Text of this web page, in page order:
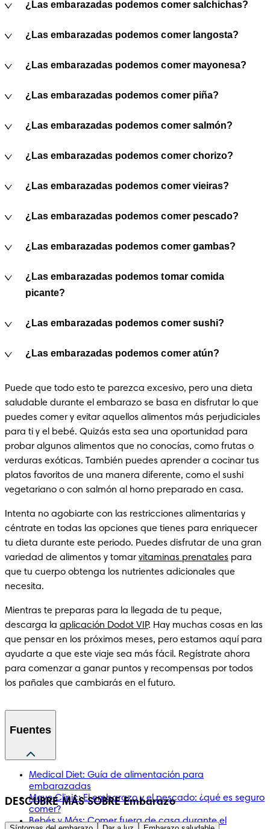
¿Las embarazadas podemos comer salchichas?
¿Las embarazadas podemos comer langosta?
¿Las embarazadas podemos comer mayonesa?
¿Las embarazadas podemos comer piña?
¿Las embarazadas podemos comer salmón?
¿Las embarazadas podemos comer chorizo?
¿Las embarazadas podemos comer vieiras?
¿Las embarazadas podemos comer pescado?
¿Las embarazadas podemos comer gambas?
¿Las embarazadas podemos tomar comida
picante?
¿Las embarazadas podemos comer sushi?
¿Las embarazadas podemos comer atún?
Puede que todo esto te parezca excesivo, pero una dieta
saludable durante el embarazo se basa en disfrutar lo que
puedes comer y evitar aquellos alimentos más perjudiciales
para ti y el bebé. Quizás esta sea una oportunidad para
probar algunos alimentos que no conocías, como frutas o
verduras exóticas. También puedes aprender a cocinar tus
platos favoritos de una manera diferente, como el sushi
vegetariano o con salmón al horno preparado en casa.
Intenta no agobiarte con las restricciones alimentarias y
céntrate en todas las opciones que tienes para enriquecer
tu dieta durante este periodo. Puedes disfrutar de una gran
variedad de alimentos y tomar vitaminas prenatales para
que tu cuerpo obtenga los nutrientes adicionales que
necesita.
Mientras te preparas para la llegada de tu peque,
descarga la aplicación Dodot VIP. Hay muchas cosas en las
que pensar en los próximos meses, pero estamos aquí para
ayudarte a que este viaje sea más fácil. Regístrate ahora
para comenzar a ganar puntos y recompensas por todos
Fuentes
Medical Diet: Guía de alimentación para
embarazadas
Mayo Clinic: El embarazo y el pescado: ¿qué es seguro
comer?
Bebés y Más: Comer fuera de casa durante el
DESCUBRE MÁS SOBRE Embarazo